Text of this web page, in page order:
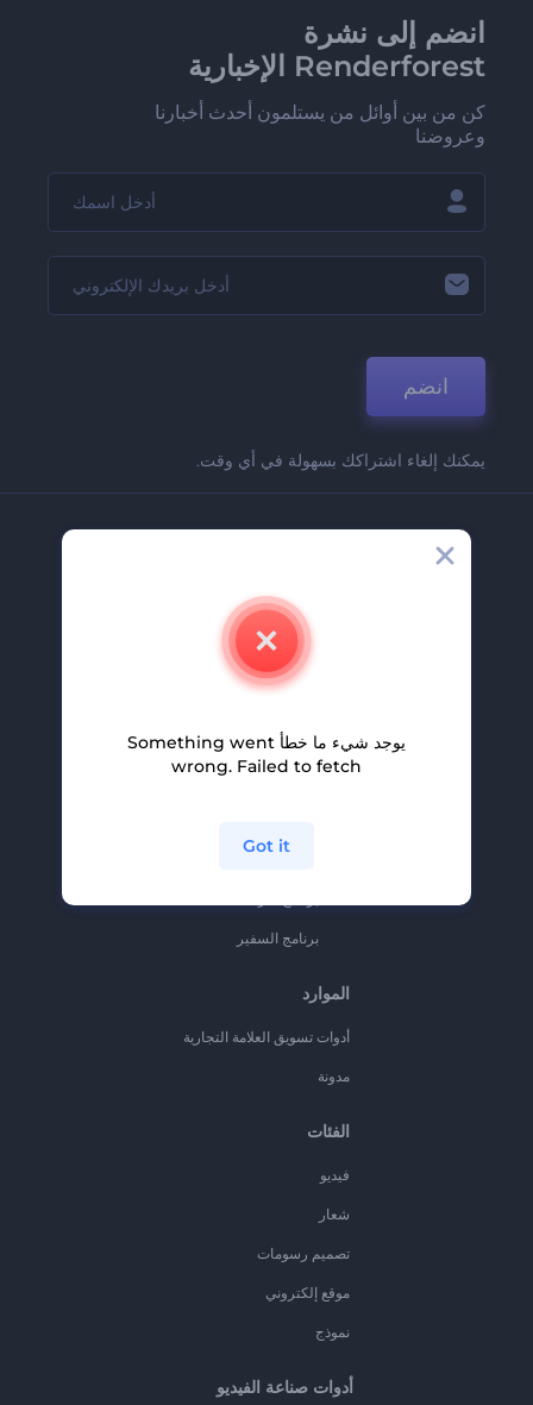
انضم إلى نشرة
Renderforest الإخبارية
كن من بين أوائل من يستلمون أحدث أخبارنا
وعروضنا
انضم
يمكنك إلغاء اشتراكك بسهولة في أي وقت.
اتصل بنا
وظائف
برنامج الإحالة
سياسة الخصوصية
برنامج السفير
الموارد
أدوات تسويق العلامة التجارية
مدونة
الفئات
فيديو
شعار
تصميم رسومات
موقع إلكتروني
نموذج
أدوات صناعة الفيديو
يوجد شيء ما خطأ Something went
wrong. Failed to fetch
Got it